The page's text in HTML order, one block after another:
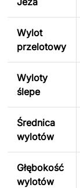
Wylot
przelotowy
Wyloty
ślepe
Średnica
wylotów
Głębokość
wylotów